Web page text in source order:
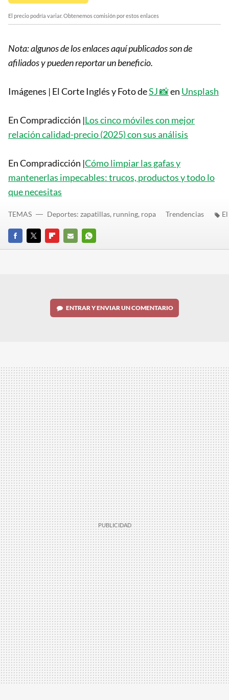
El precio podría variar. Obtenemos comisión por estos enlaces
Nota: algunos de los enlaces aquí publicados son de
afiliados y pueden reportar un beneficio.
Imágenes | El Corte Inglés y Foto deSJ 📸en Unsplash
En Compradicción |Los cinco móviles con mejor
relación calidad-precio (2025) con sus análisis
En Compradicción |Cómo limpiar las gafas y
mantenerlas impecables: trucos, productos y todo lo
que necesitas
FACEBOOK
TWITTERFLIPBOARD
E-
WHATSAPP
TEMAS Deportes: zapatillas, running, ropa Trendencias
ENTRAR Y ENVIAR UN COMENTARIO